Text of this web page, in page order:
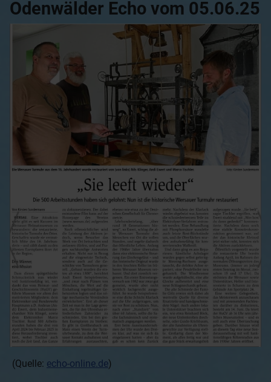
Odenwälder Echo vom 05.06.25
(Quelle: echo-online.de)